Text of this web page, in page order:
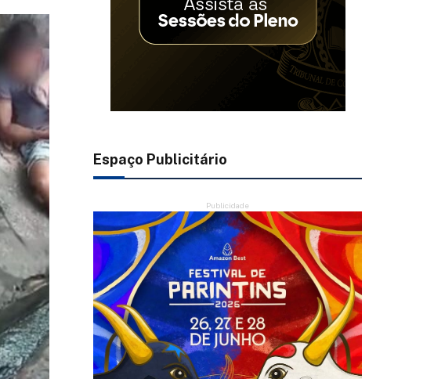
Espaço Publicitário
Publicidade